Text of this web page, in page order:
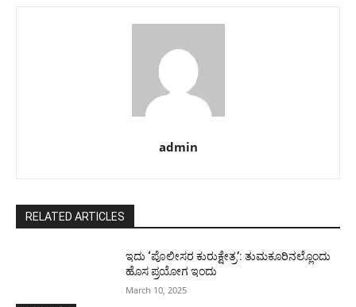
admin
RELATED ARTICLES
ಇದು ‘ಪೊಲೀಸರ ಕುರುಕ್ಷೇತ್ರ’: ತುಮಕೂರಿನಲ್ಲೊಂದು
ಹೊಸ ಪ್ರಯೋಗ ಇಂದು
March 10, 2025